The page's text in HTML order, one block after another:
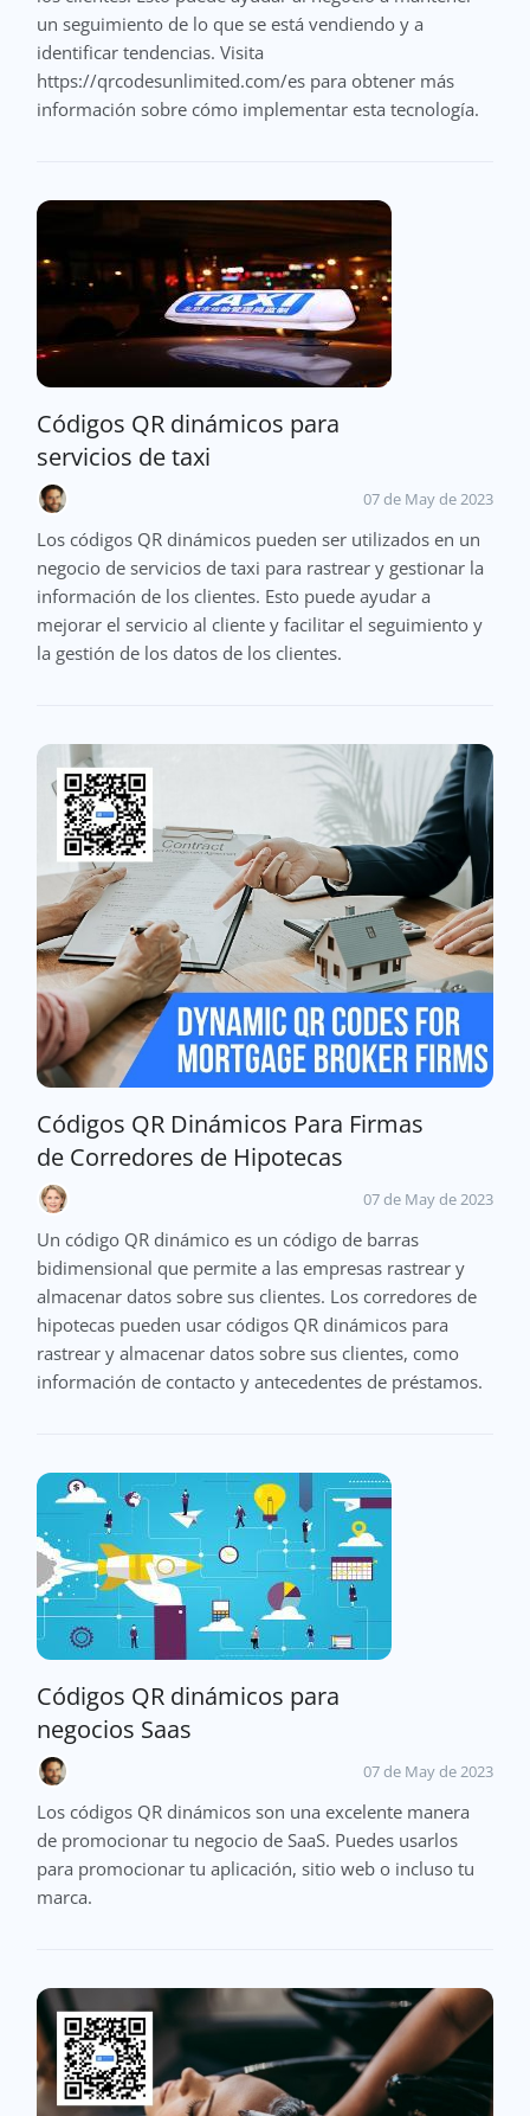
un seguimiento de lo que se está vendiendo y a
identificar tendencias. Visita
https://qrcodesunlimited.com/es para obtener más
información sobre cómo implementar esta tecnología.
Códigos QR dinámicos para
servicios de taxi
07 de May de 2023
Los códigos QR dinámicos pueden ser utilizados en un
negocio de servicios de taxi para rastrear y gestionar la
información de los clientes. Esto puede ayudar a
mejorar el servicio al cliente y facilitar el seguimiento y
la gestión de los datos de los clientes.
Códigos QR Dinámicos Para Firmas
de Corredores de Hipotecas
07 de May de 2023
Un código QR dinámico es un código de barras
bidimensional que permite a las empresas rastrear y
almacenar datos sobre sus clientes. Los corredores de
hipotecas pueden usar códigos QR dinámicos para
rastrear y almacenar datos sobre sus clientes, como
información de contacto y antecedentes de préstamos.
Códigos QR dinámicos para
negocios Saas
07 de May de 2023
Los códigos QR dinámicos son una excelente manera
de promocionar tu negocio de SaaS. Puedes usarlos
para promocionar tu aplicación, sitio web o incluso tu
marca.